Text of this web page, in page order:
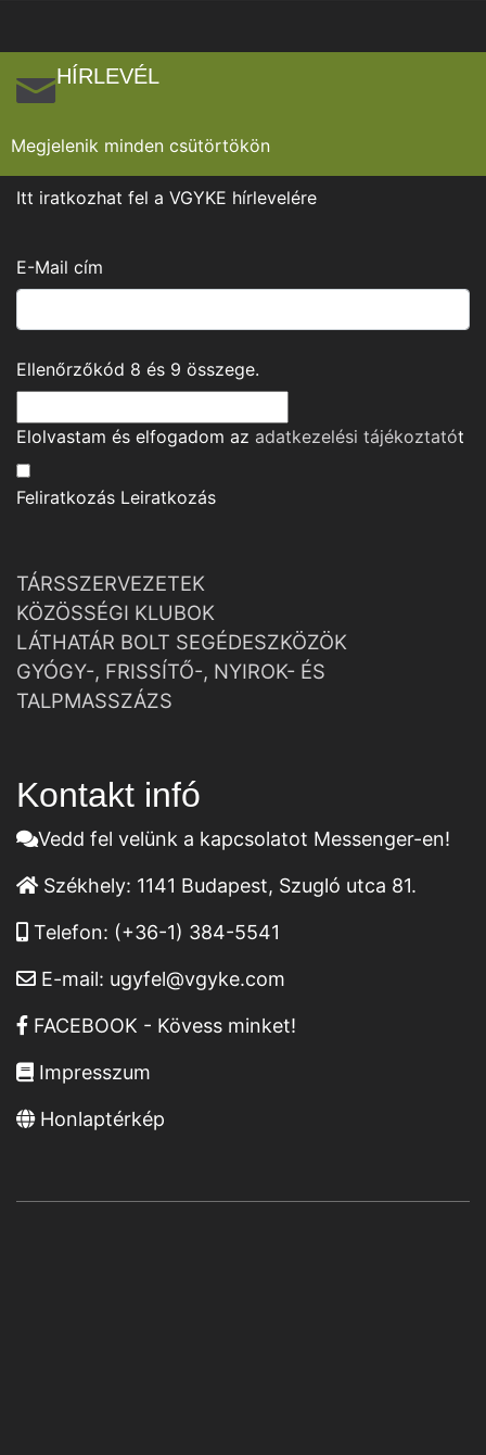
HÍRLEVÉL
Megjelenik minden csütörtökön
Itt iratkozhat fel a VGYKE hírlevelére
E-Mail cím
Ellenőrzőkód 8 és 9 összege.
Elolvastam és elfogadom az adatkezelési tájékoztatót
Feliratkozás Leiratkozás
TÁRSSZERVEZETEK
KÖZÖSSÉGI KLUBOK
LÁTHATÁR BOLT SEGÉDESZKÖZÖK
GYÓGY-, FRISSÍTŐ-, NYIROK- ÉS
TALPMASSZÁZS
Kontakt infó
Vedd fel velünk a kapcsolatot Messenger-en!
Székhely: 1141 Budapest, Szugló utca 81.
Telefon: (+36-1) 384-5541
E-mail: ugyfel@vgyke.com
FACEBOOK - Kövess minket!
Impresszum
Honlaptérkép